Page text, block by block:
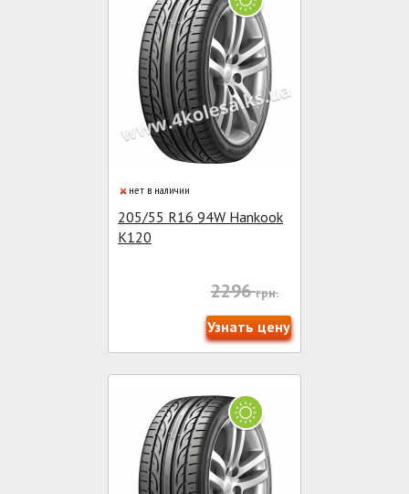
нет в наличии
205/55 R16 94W Hankook
K120
2296грн.
Узнать цену